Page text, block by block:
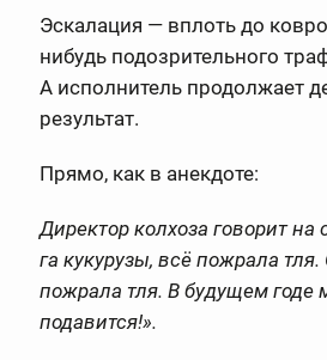
Эскалация — вплоть до
нибудь подозрительного
А исполнитель продолжает
результат.
Прямо, как в анекдоте:
Директор колхоза говорит
га кукурузы, всё пожрала
пожрала тля. В будущем годе
подавится!».